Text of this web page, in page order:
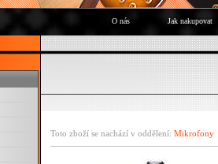
O nás Jak nakupovat
Toto zboží se nachází v oddělení: Mikrofony